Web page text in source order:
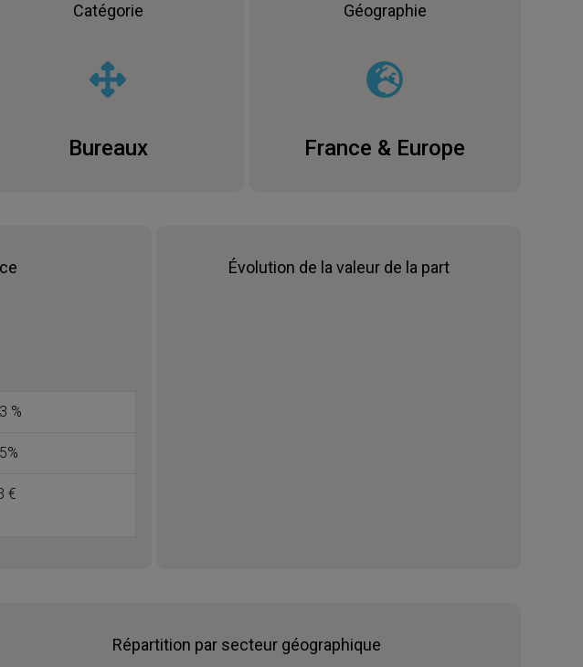
Catégorie
Bureaux
Géographie
France & Europe
%
€
Évolution de la valeur de la part
Répartition par secteur géographique